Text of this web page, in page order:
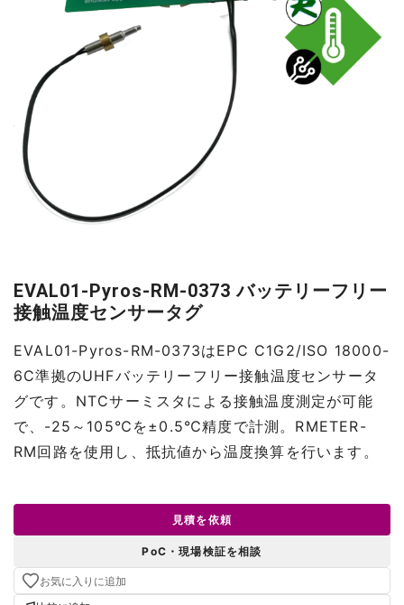
EVAL01-Pyros-RM-0373 バッテリーフリー
接触温度センサータグ
EVAL01-Pyros-RM-0373はEPC C1G2/ISO 18000-
6C準拠のUHFバッテリーフリー接触温度センサータ
グです。NTCサーミスタによる接触温度測定が可能
で、-25～105℃を±0.5℃精度で計測。RMETER-
RM回路を使用し、抵抗値から温度換算を行います。
見積を依頼
PoC・現場検証を相談
お気に入りに追加